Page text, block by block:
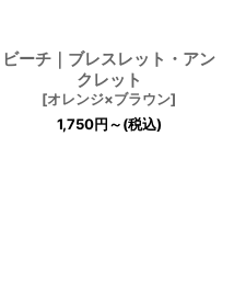
ビーチ｜ブレスレット・アン
クレット
[オレンジ×ブラウン]
1,750円～(税込)